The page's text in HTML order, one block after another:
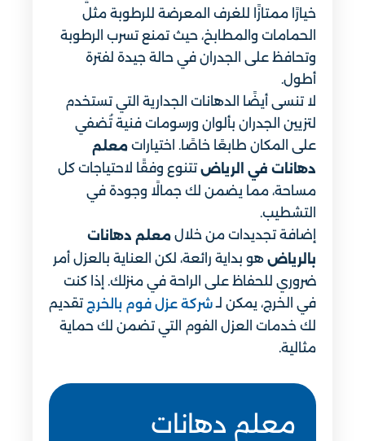
خيارًا ممتازًا للغرف المعرضة للرطوبة مثل
الحمامات والمطابخ، حيث تمنع تسرب الرطوبة
وتحافظ على الجدران في حالة جيدة لفترة
أطول.
لا تنسى أيضًا الدهانات الجدارية التي تستخدم
لتزيين الجدران بألوان ورسومات فنية تُضفي
على المكان طابعًا خاصًا. اختيارات معلم
دهانات في الرياضتتنوع وفقًا لاحتياجات كل
مساحة، مما يضمن لك جمالًا وجودة في
التشطيب.
إضافة تجديدات من خلال معلم دهانات
بالرياض هو بداية رائعة، لكن العناية بالعزل أمر
ضروري للحفاظ على الراحة في منزلك. إذا كنت
في الخرج، يمكن لـشركة عزل فوم بالخرج تقديم
لك خدمات العزل الفوم التي تضمن لك حماية
مثالية.
معلم دهانات